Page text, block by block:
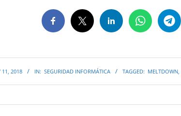
11, 2018 IN: SEGURIDAD INFORMÁTICA TAGGED: MELTDOWN,